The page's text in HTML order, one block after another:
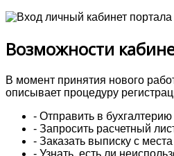
Возможности
В момент принятия нового
описывает процедуру
- Отправить в
- Запросить расчетный
- Заказать выписку с
- Узнать, есть ли